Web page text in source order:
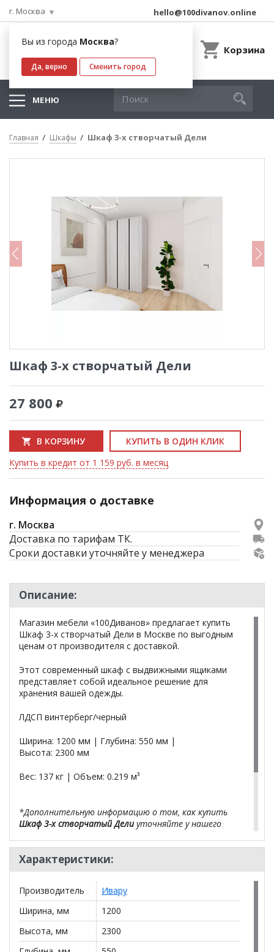
г. Москва
Вы из города Москва?
Да, верно Сменить город
hello@100divanov.online
Корзина
МЕНЮ
Главная Шкафы Шкаф 3-х створчатый Дели
Шкаф 3-х створчатый Дели
27 800
В КОРЗИНУ
КУПИТЬ В ОДИН КЛИК
Купить в кредит от 1 159 руб. в месяц
Информация о доставке
г. Москва
Доставка по тарифам ТК.
Сроки доставки уточняйте у менеджера
Описание:
Магазин мебели «100Диванов» предлагает купить
Шкаф 3-х створчатый Дели в Москве по выгодным
ценам от производителя с доставкой.
Этот современный шкаф с выдвижными ящиками
представляет собой идеальное решение для
хранения вашей одежды.
ЛДСП винтерберг/черный
Ширина: 1200 мм | Глубина: 550 мм |
Высота: 2300 мм
Вес: 137 кг | Объем: 0.219 м³
*Дополнительную информацию о том, как купить
Шкаф 3-х створчатый Делиуточняйте у нашего
**Цены на официальном сайте
действительны только для интернет-магазинаи
могут отличаться от цен в розничных магазинах-
салонах сети!
Характеристики:
Производитель
Ивару
Ширина, мм
1200
Высота, мм
2300